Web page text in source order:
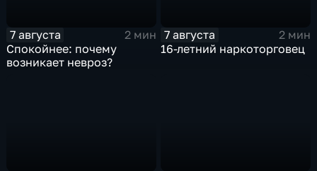
7 августа
2 мин
Спокойнее: почему
возникает невроз?
7 августа
2 мин
16-летний наркоторговец